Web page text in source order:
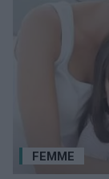
FEMME